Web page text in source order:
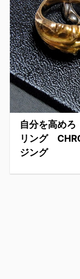
自分を高めろ
リング
ジング